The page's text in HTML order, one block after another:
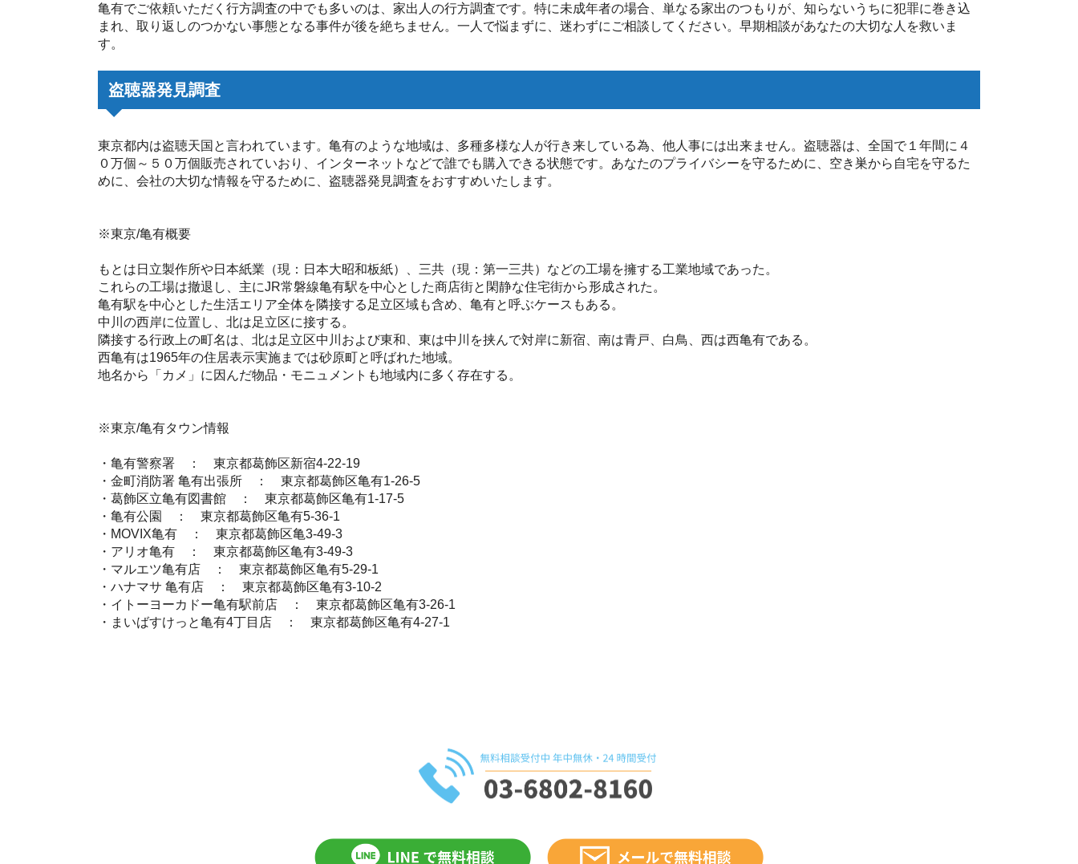
亀有でご依頼いただく行方調査の中でも多いのは、家出人の行方調査です。特に未成年者の場合、単なる家出のつもりが、知らないうちに犯罪に巻き込
まれ、取り返しのつかない事態となる事件が後を絶ちません。一人で悩まずに、迷わずにご相談してください。早期相談があなたの大切な人を救いま
す。
盗聴器発見調査
東京都内は盗聴天国と言われています。亀有のような地域は、多種多様な人が行き来している為、他人事には出来ません。盗聴器は、全国で１年間に４
０万個～５０万個販売されていおり、インターネットなどで誰でも購入できる状態です。あなたのプライバシーを守るために、空き巣から自宅を守るた
めに、会社の大切な情報を守るために、盗聴器発見調査をおすすめいたします。
※東京/亀有概要
もとは日立製作所や日本紙業（現：日本大昭和板紙）、三共（現：第一三共）などの工場を擁する工業地域であった。
これらの工場は撤退し、主にJR常磐線亀有駅を中心とした商店街と閑静な住宅街から形成された。
亀有駅を中心とした生活エリア全体を隣接する足立区域も含め、亀有と呼ぶケースもある。
中川の西岸に位置し、北は足立区に接する。
隣接する行政上の町名は、北は足立区中川および東和、東は中川を挟んで対岸に新宿、南は青戸、白鳥、西は西亀有である。
西亀有は1965年の住居表示実施までは砂原町と呼ばれた地域。
地名から「カメ」に因んだ物品・モニュメントも地域内に多く存在する。
※東京/亀有タウン情報
・亀有警察署 ： 東京都葛飾区新宿4-22-19
・金町消防署 亀有出張所 ： 東京都葛飾区亀有1-26-5
・葛飾区立亀有図書館 ： 東京都葛飾区亀有1-17-5
・亀有公園 ： 東京都葛飾区亀有5-36-1
・MOVIX亀有 ： 東京都葛飾区亀3-49-3
・アリオ亀有 ： 東京都葛飾区亀有3-49-3
・マルエツ亀有店 ： 東京都葛飾区亀有5-29-1
・ハナマサ 亀有店 ： 東京都葛飾区亀有3-10-2
・イトーヨーカドー亀有駅前店 ： 東京都葛飾区亀有3-26-1
・まいばすけっと亀有4丁目店 ： 東京都葛飾区亀有4-27-1